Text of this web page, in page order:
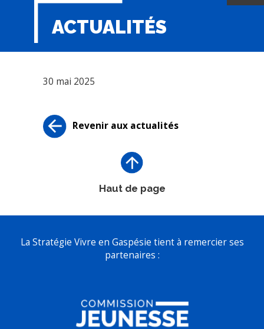
ACTUALITÉS
30 mai 2025
Revenir aux actualités
Haut de page
La Stratégie Vivre en Gaspésie tient à remercier ses
partenaires :